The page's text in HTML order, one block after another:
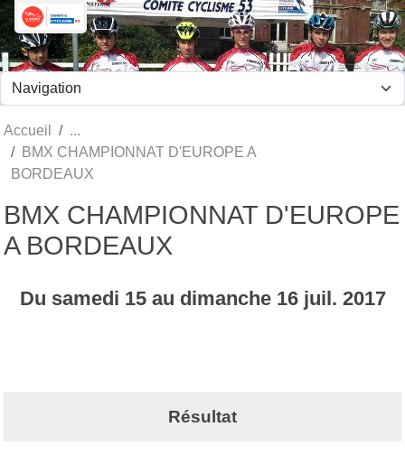
Accueil
BMX CHAMPIONNAT D'EUROPE A
BORDEAUX
BMX CHAMPIONNAT D'EUROPE
A BORDEAUX
Du samedi 15au dimanche 16 juil. 2017
Résultat
Panneau de gestion des cookies